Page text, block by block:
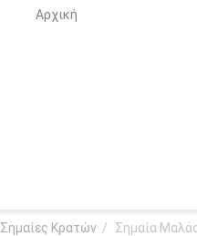
Αρχική
Σημαίες Κρατών / Σημαία